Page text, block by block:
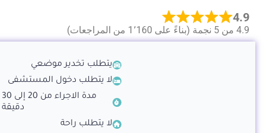
4.9
4.9 من 5 نجمة (بناءً على 1٬160 من المراجعات)
يتطلب تخدير موضعي
لا يتطلب دخول المستشفى
مدة الاجراء من 20 إلى 30
دقيقة
لا يتطلب راحة